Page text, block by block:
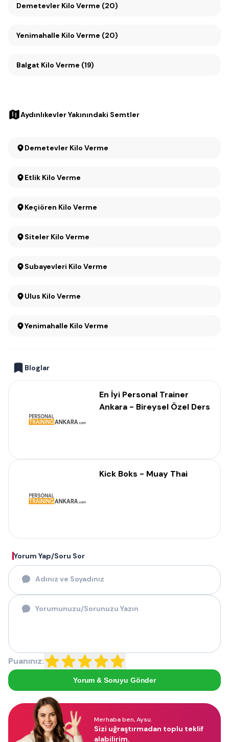
Demetevler Kilo Verme (20)
Yenimahalle Kilo Verme (20)
Balgat Kilo Verme (19)
Aydınlıkevler Yakınındaki Semtler
Demetevler Kilo Verme
Etlik Kilo Verme
Keçiören Kilo Verme
Siteler Kilo Verme
Subayevleri Kilo Verme
Ulus Kilo Verme
Yenimahalle Kilo Verme
Bloglar
En İyi Personal Trainer
Ankara - Bireysel Özel Ders
Kick Boks - Muay Thai
Yorum Yap/Soru Sor
Puanınız:
Yorum & Soruyu Gönder
Merhaba ben, Aysu.
Sizi uğraştırmadan toplu teklif
alabilirim.